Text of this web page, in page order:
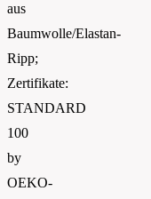
aus
Baumwolle/Elastan-
Ripp;
Zertifikate:
STANDARD
100
by
OEKO-